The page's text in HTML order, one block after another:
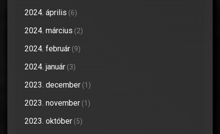
2024. április (6)
2024. március (2)
2024. február (9)
2024. január (3)
2023. december (1)
2023. november (1)
2023. október (5)